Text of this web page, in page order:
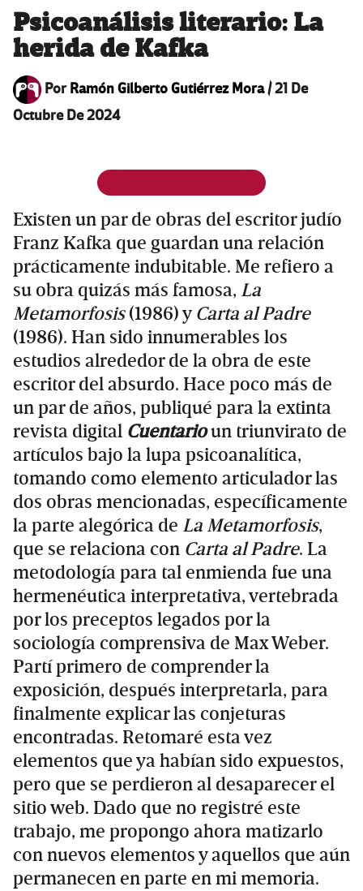
Psicoanálisis literario: La
herida de Kafka
PorRamón Gilberto Gutiérrez Mora/21 De
Octubre De 2024
Existen un par de obras del escritor judío
Franz Kafka que guardan una relación
prácticamente indubitable. Me refiero a
su obra quizás más famosa, La
Metamorfosis(1986) y Carta al Padre
(1986). Han sido innumerables los
estudios alrededor de la obra de este
escritor del absurdo. Hace poco más de
un par de años, publiqué para la extinta
revista digital Cuentarioun triunvirato de
artículos bajo la lupa psicoanalítica,
tomando como elemento articulador las
dos obras mencionadas, específicamente
la parte alegórica de La Metamorfosis,
que se relaciona con Carta al Padre. La
metodología para tal enmienda fue una
hermenéutica interpretativa, vertebrada
por los preceptos legados por la
sociología comprensiva de Max Weber.
Partí primero de comprender la
exposición, después interpretarla, para
finalmente explicar las conjeturas
encontradas. Retomaré esta vez
elementos que ya habían sido expuestos,
pero que se perdieron al desaparecer el
sitio web. Dado que no registré este
trabajo, me propongo ahora matizarlo
con nuevos elementos y aquellos que aún
permanecen en parte en mi memoria.